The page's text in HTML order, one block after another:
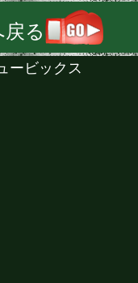
る
ービックス